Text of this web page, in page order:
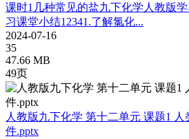
课时1几种常见的盐九下化学人教版
习课堂小结12341.了解氯化...
2024-07-16
35
47.66 MB
49页
人教版九下化学 第十二单元 课题1
件.pptx